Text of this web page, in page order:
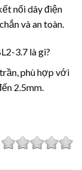
nối dây điện
và an toàn.
3.7 là gì?
phù hợp với
2.5mm.